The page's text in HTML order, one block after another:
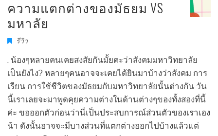
ความแตกต่างของมัธยม VS
มหาลัย
รีวิว
. น้องๆหลายคนเคยสงสัยกันมั้ยคะว่าสังคมมหาวิทยาลัย
เป็นยังไง? หลายๆคนอาจจะเคยได้ยินมาบ้างว่าสังคม การ
เรียน การใช้ชีวิตของมัธยมกับมหาวิทยาลัยนั้นต่างกัน วัน
นี้เราเลยจะมาพูดคุยความต่างในด้านต่างๆของทั้งสองที่นี้
ค่ะ ขอออกตัวก่อนว่านี่เป็นประสบการณ์ส่วนตัวของเราเอง
น้า ดังนั้นอาจจะมีบางส่วนที่แตกต่างออกไปบ้างแล้วแต่